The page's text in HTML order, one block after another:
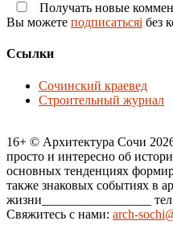
Получать новые
Вы можете подписатьсяi без
Ссылки
Сочинский краевед
Строительный журнал
16+ © Архитектура Сочи
просто и интересно об
основных тенденциях
также знаковых событиях в
жизни_________________
Свяжитесь с нами: arch-